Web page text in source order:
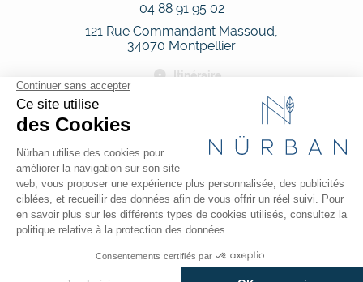
mail
call
04 88 91 95 02
121 Rue Commandant Massoud,
34070 Montpellier
Itinéraire
Nos horaires
Du lundi au vendredi de 09h00 à 18h00
Le samedi sur rendez-vous